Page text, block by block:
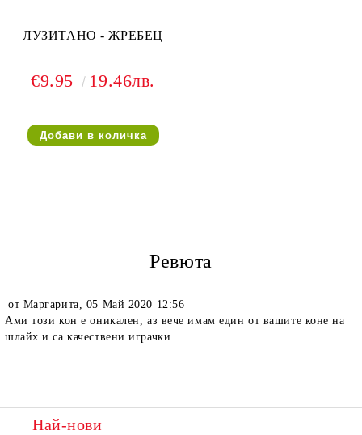
ЛУЗИТАНО - ЖРЕБЕЦ
€9.95 19.46лв.
Ревюта
от Маргарита, 05 Май 2020 12:56
Ами този кон е оникален, аз вече имам един от вашите коне на
шлайх и са качествени играчки
Най-нови